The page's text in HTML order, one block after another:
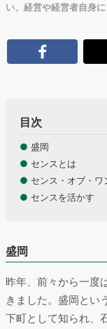
い、経営や経営者自身
目次
● 盛岡
● センスとは
● センス・オブ・ワ
● センスを活かす
盛岡
昨年、前々から一度
きました。盛岡とい
下町として知られ、